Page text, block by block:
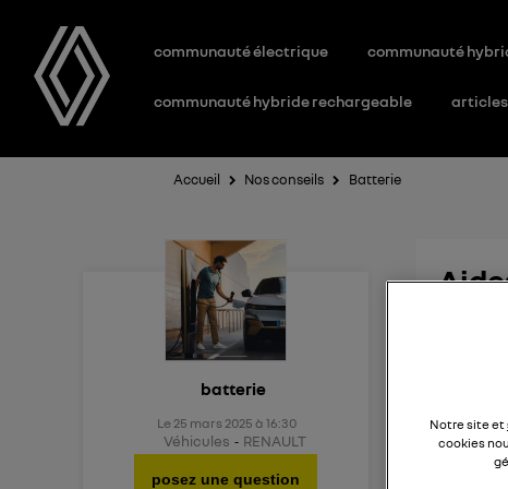
communauté électrique communauté
communauté hybride rechargeable articles
Accueil Nos conseils Batterie
batterie
Le 25 mars 2025 à 16:30
Véhicules RENAULT
posez une question
Existe
4
Notre site et
cookies